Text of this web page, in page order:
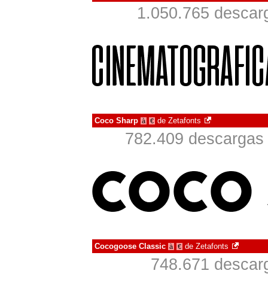
1.050.765
Coco Sharp à € de Zetafonts
782.409
Cocogoose Classic à € de Zetafonts
748.671